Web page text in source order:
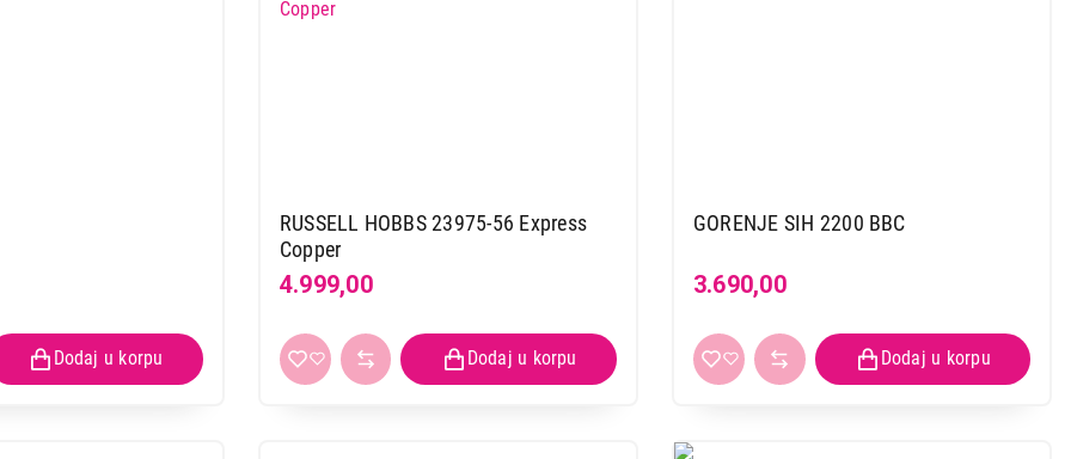
RUSSELL HOBBS 23975-56 Express
Copper
4.999,00
GORENJE SIH 2200 BBC
3.690,00